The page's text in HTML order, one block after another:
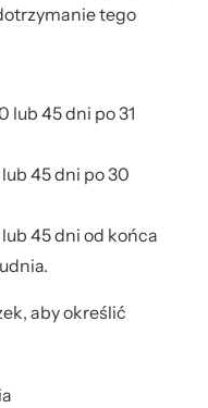
tego
lub 45 dni po 31
lub 45 dni po 30
lub 45 dni od końca
aby określić